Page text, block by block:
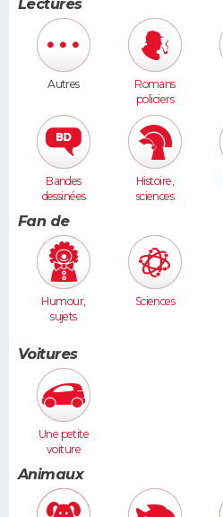
Lectures
Autres
Romans
policiers
Bandes
dessinées
Histoire,
sciences
Fan de
Humour,
sujets
Sciences
Voitures
Une petite
voiture
Clio, 206...)
Animaux